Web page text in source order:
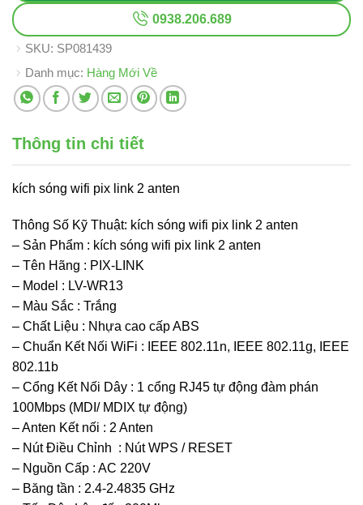
0938.206.689
SKU: SP081439
Danh mục: Hàng Mới Về
Thông tin chi tiết
kích sóng wifi pix link 2 anten
Thông Số Kỹ Thuật: kích sóng wifi pix link 2 anten
– Sản Phẩm : kích sóng wifi pix link 2 anten
– Tên Hãng : PIX-LINK
– Model : LV-WR13
– Màu Sắc : Trắng
– Chất Liệu : Nhựa cao cấp ABS
– Chuẩn Kết Nối WiFi : IEEE 802.11n, IEEE 802.11g, IEEE
802.11b
– Cổng Kết Nối Dây : 1 cổng RJ45 tự động đàm phán
100Mbps (MDI/ MDIX tự động)
– Anten Kết nối : 2 Anten
– Nút Điều Chỉnh : Nút WPS / RESET
– Nguồn Cấp : AC 220V
– Băng tần : 2.4-2.4835 GHz